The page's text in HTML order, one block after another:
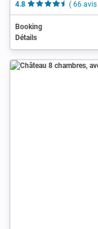
4.8 ( 66 avis
Booking
Détails